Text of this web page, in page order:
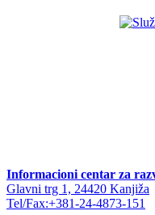
Informacioni centar za
Glavni trg 1, 24420 Kanjiža
Tel/Fax:+381-24-4873-151